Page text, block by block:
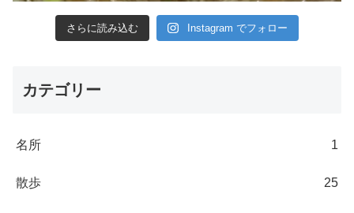
さらに読み込む Instagram でフォロー
カテゴリー
名所 1
散歩 25